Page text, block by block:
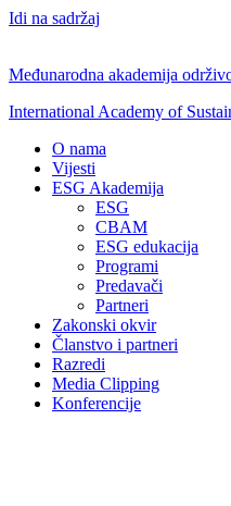
Idi na sadržaj
Međunarodna akademija
International Academy of
O nama
Vijesti
ESG Akademija
ESG
CBAM
ESG edukacija
Programi
Predavači
Partneri
Zakonski okvir
Članstvo i partneri
Razredi
Media Clipping
Konferencije